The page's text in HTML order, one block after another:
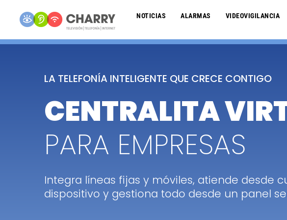
NOTICIAS ALARMAS VIDEOVIGILANCIA
LA TELEFONÍA INTELIGENTE QUE CRECE CONTIGO
CENTRALITA
PARA EMPRESAS
Integra líneas fijas y móviles, atiende desde
dispositivo y gestiona todo desde un panel